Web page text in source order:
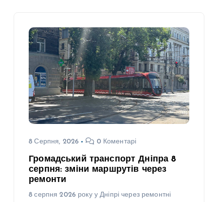
8 Серпня, 2026 0 Коментарі
Громадський транспорт Дніпра 8
серпня: зміни маршрутів через
ремонти
8 серпня 2026 року у Дніпрі через ремонтні